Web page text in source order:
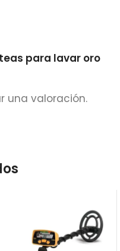
para lavar oro
una valoración.